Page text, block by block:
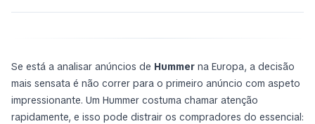
Se está a analisar anúncios de Hummer na Europa, a decisão
mais sensata é não correr para o primeiro anúncio com aspeto
impressionante. Um Hummer costuma chamar atenção
rapidamente, e isso pode distrair os compradores do essencial: